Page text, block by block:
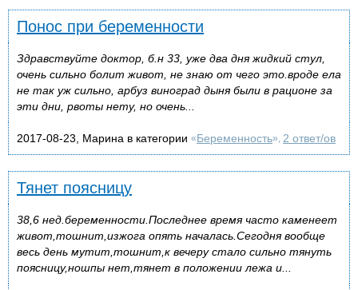
Понос при беременности
Здравствуйте доктор, б.н 33, уже два дня жидкий стул,
очень сильно болит живот, не знаю от чего это.вроде ела
не так уж сильно, арбуз виноград дыня были в рационе за
эти дни, рвоты нету, но очень...
2017-08-23, Марина в категории «Беременность», 2 ответ/ов
Тянет поясницу
38,6 нед.беременности.Последнее время часто каменеет
живот,тошнит,изжога опять началась.Сегодня вообще
весь день мутит,тошнит,к вечеру стало сильно тянуть
поясницу,ношпы нет,тянет в положении лежа и...